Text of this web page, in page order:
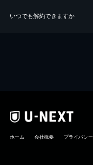
いつでも解約できますか
ホーム 会社概要 プライバシー